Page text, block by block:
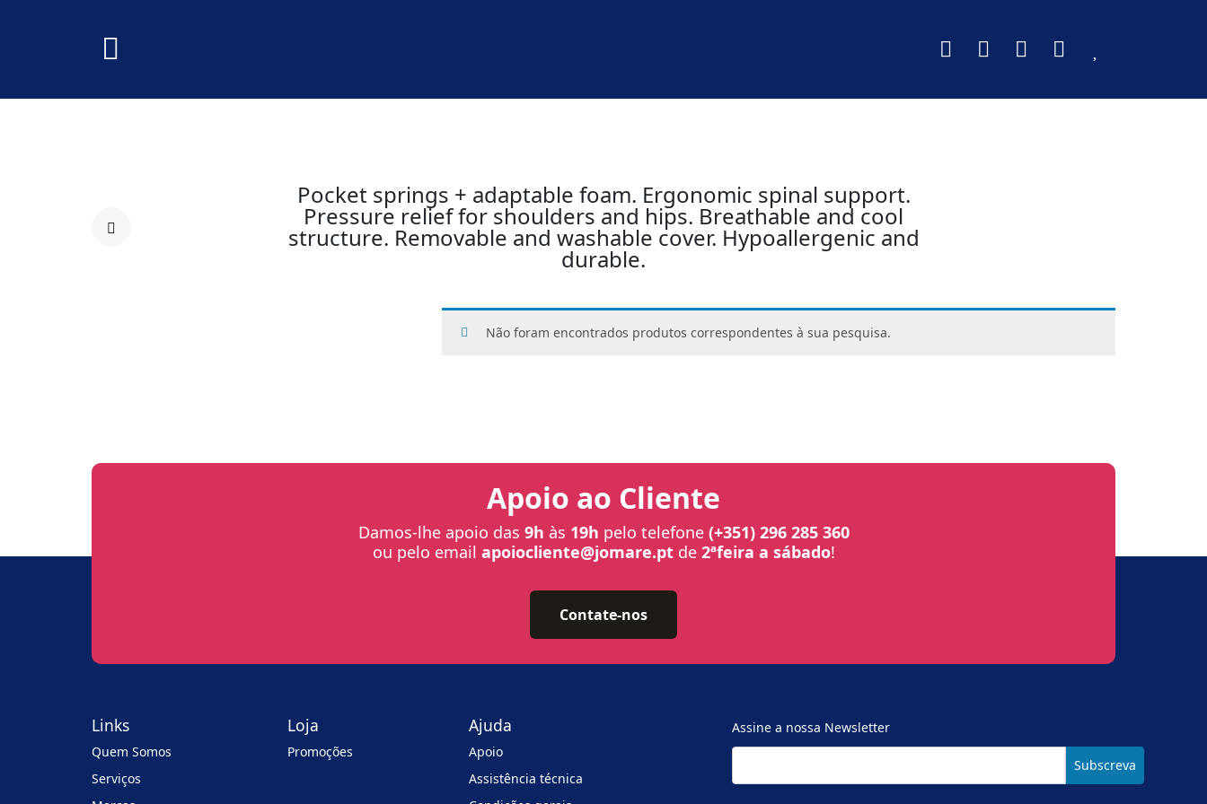
Pocket springs + adaptable foam. Ergonomic spinal support.
Pressure relief for shoulders and hips. Breathable and cool
structure. Removable and washable cover. Hypoallergenic and
durable.
Não foram encontrados produtos correspondentes à sua pesquisa.
Apoio ao Cliente
Damos-lhe apoio das 9h às 19h pelo telefone (+351) 296 285 360
ou pelo email apoiocliente@jomare.ptde 2ªfeira a sábado!
Contate-nos
Links
Quem Somos
Serviços
Loja
Promoções
Ajuda
Apoio
Assistência técnica
Assine a nossa Newsletter
Subscreva